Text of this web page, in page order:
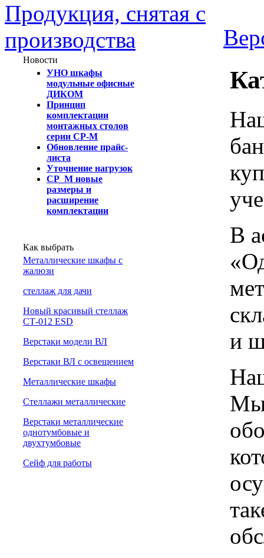
Продукция, снятая с
производства
Новости
УНО шкафы
модульные офисные
ДИКОМ
Принцип
комплектации
монтажных столов
серии СР-М
Обновление прайс-
листа
Уточнение нагрузок
СР_М новые
размеры и
расширение
комплектации
Как выбрать
Металлические шкафы с
жалюзи
cтеллаж для дачи
Новый красивый стеллаж
СТ-012 ESD
Верстаки модели ВЛ
Верстаки ВЛ с освещением
Металлические шкафы
Стеллажи металлические
Верстаки металлические
однотумбовые и
двухтумбовые
Сейф для работы
В
и
Мы